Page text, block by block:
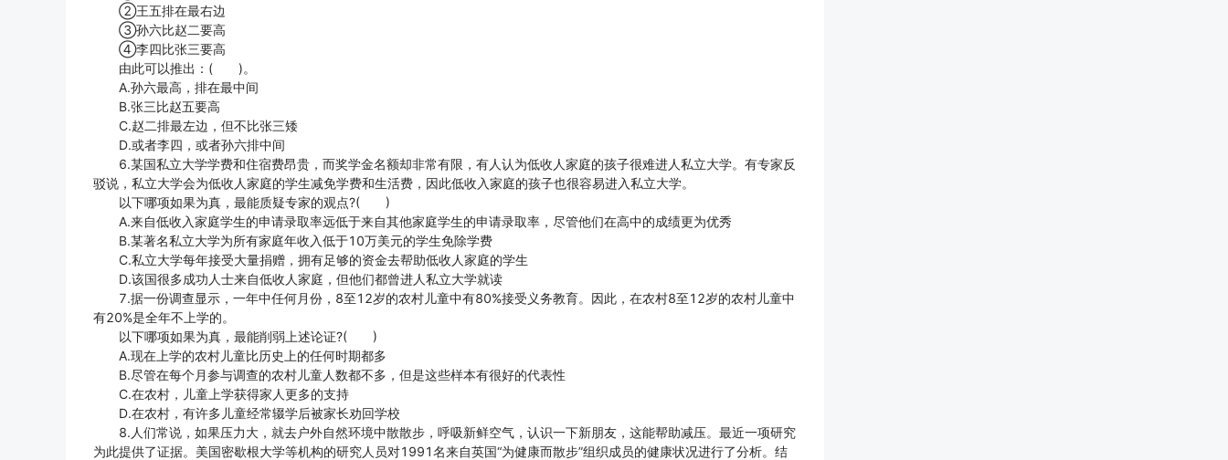
②王五排在最右边
③孙六比赵二要高
④李四比张三要高
由此可以推出：( )。
A.孙六最高，排在最中间
B.张三比赵五要高
C.赵二排最左边，但不比张三矮
D.或者李四，或者孙六排中间
6.某国私立大学学费和住宿费昂贵，而奖学金名额却非常有限，有人认为低收人家庭的孩子很难进人私立大学。有专家反
驳说，私立大学会为低收人家庭的学生减免学费和生活费，因此低收入家庭的孩子也很容易进入私立大学。
以下哪项如果为真，最能质疑专家的观点?( )
A.来自低收入家庭学生的申请录取率远低于来自其他家庭学生的申请录取率，尽管他们在高中的成绩更为优秀
B.某著名私立大学为所有家庭年收入低于10万美元的学生免除学费
C.私立大学每年接受大量捐赠，拥有足够的资金去帮助低收人家庭的学生
D.该国很多成功人士来自低收人家庭，但他们都曾进人私立大学就读
7.据一份调查显示，一年中任何月份，8至12岁的农村儿童中有80%接受义务教育。因此，在农村8至12岁的农村儿童中
有20%是全年不上学的。
以下哪项如果为真，最能削弱上述论证?( )
A.现在上学的农村儿童比历史上的任何时期都多
B.尽管在每个月参与调查的农村儿童人数都不多，但是这些样本有很好的代表性
C.在农村，儿童上学获得家人更多的支持
D.在农村，有许多儿童经常辍学后被家长劝回学校
8.人们常说，如果压力大，就去户外自然环境中散散步，呼吸新鲜空气，认识一下新朋友，这能帮助减压。最近一项研究
为此提供了证据。美国密歇根大学等机构的研究人员对1991名来自英国“为健康而散步”组织成员的健康状况进行了分析。结